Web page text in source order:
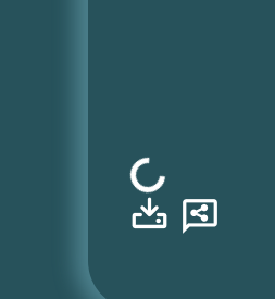
Φόρτωση...